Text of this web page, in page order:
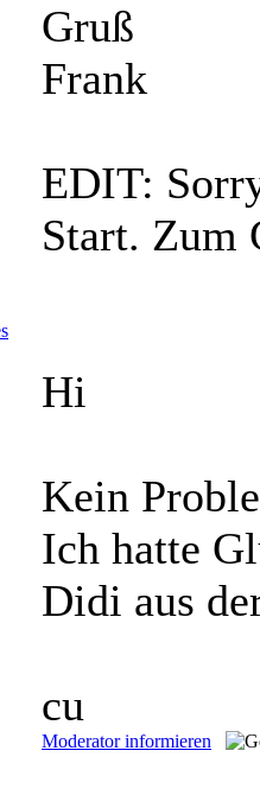
Gruß
Frank
EDIT:
Start. Zum
Hi
Kein
Ich hatte
Didi aus
cu
Moderator informieren